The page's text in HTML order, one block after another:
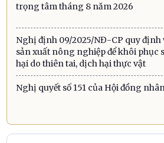
trọng tâm tháng 8 năm 2026
Nghị định 09/2025/NĐ-CP quy định
sản xuất nông nghiệp để khôi phục
hại do thiên tai, dịch hại thực vật
Nghị quyết số 151 của Hội đồng